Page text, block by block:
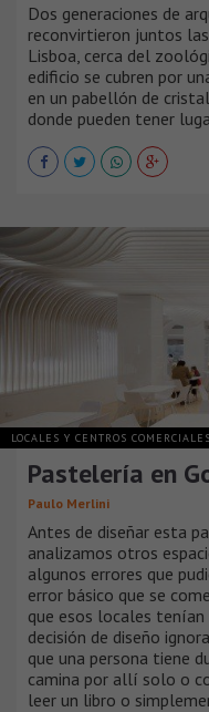
Dos generaciones de
reconvirtieron juntos
Lisboa, cerca del
edificio se cubren por
en un pabellón de
donde pueden tener
LOCALES Y CENTROS COMERCIALES
Pastelería en
Paulo Merlini
Antes de diseñar esta
analizamos otros
algunos errores que
error básico que se
que esos locales tenían
decisión de diseño
que una persona tiene
camina por allí solo o
leer un libro o